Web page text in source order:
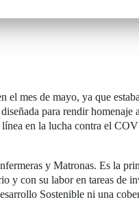
el mes de mayo, ya que
para rendir homenaje
en la lucha contra el
y Matronas. Es la
y con su labor en tareas de
Sostenible ni una